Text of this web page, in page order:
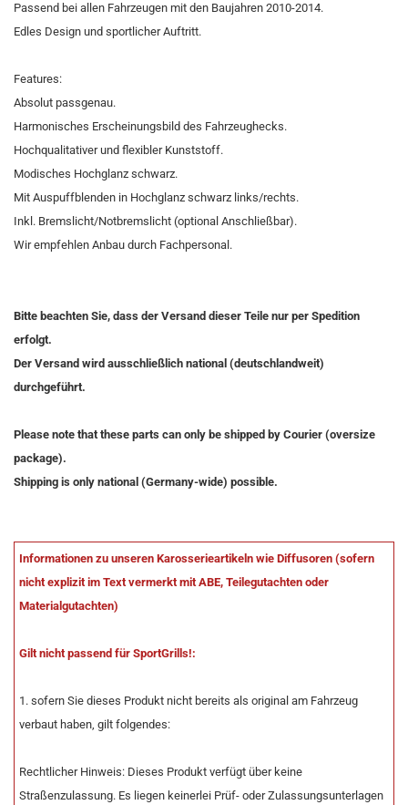
Passend bei allen Fahrzeugen mit den Baujahren 2010-2014.
Edles Design und sportlicher Auftritt.
Features:
Absolut passgenau.
Harmonisches Erscheinungsbild des Fahrzeughecks.
Hochqualitativer und flexibler Kunststoff.
Modisches Hochglanz schwarz.
Mit Auspuffblenden in Hochglanz schwarz links/rechts.
Inkl. Bremslicht/Notbremslicht (optional Anschließbar).
Wir empfehlen Anbau durch Fachpersonal.
Bitte beachten Sie, dass der Versand dieser Teile nur per Spedition
erfolgt.
Der Versand wird ausschließlich national (deutschlandweit)
durchgeführt.
Please note that these parts can only be shipped by Courier (oversize
package).
Shipping is only national (Germany-wide) possible.
Informationen zu unseren Karosserieartikeln wie Diffusoren (sofern
nicht explizit im Text vermerkt mit ABE, Teilegutachten oder
Materialgutachten)
Gilt nicht passend für SportGrills!:
1. sofern Sie dieses Produkt nicht bereits als original am Fahrzeug
verbaut haben, gilt folgendes:
Rechtlicher Hinweis: Dieses Produkt verfügt über keine
Straßenzulassung. Es liegen keinerlei Prüf- oder Zulassungsunterlagen